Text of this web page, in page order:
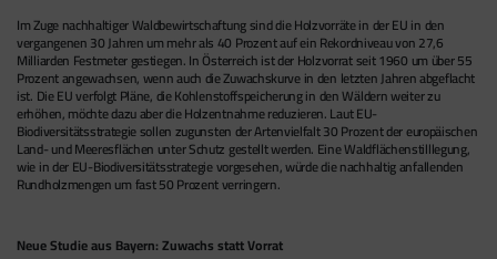
Im Zuge nachhaltiger Waldbewirtschaftung sind die Holzvorräte in der EU in den
vergangenen 30 Jahren um mehr als 40 Prozent auf ein Rekordniveau von 27,6
Milliarden Festmeter gestiegen. In Österreich ist der Holzvorrat seit 1960 um über 55
Prozent angewachsen, wenn auch die Zuwachskurve in den letzten Jahren abgeflacht
ist. Die EU verfolgt Pläne, die Kohlenstoffspeicherung in den Wäldern weiter zu
erhöhen, möchte dazu aber die Holzentnahme reduzieren. Laut EU-
Biodiversitätsstrategie sollen zugunsten der Artenvielfalt 30 Prozent der europäischen
Land- und Meeresflächen unter Schutz gestellt werden. Eine Waldflächenstilllegung,
wie in der EU-Biodiversitätsstrategie vorgesehen, würde die nachhaltig anfallenden
Rundholzmengen um fast 50 Prozent verringern.
Neue Studie aus Bayern: Zuwachs statt Vorrat